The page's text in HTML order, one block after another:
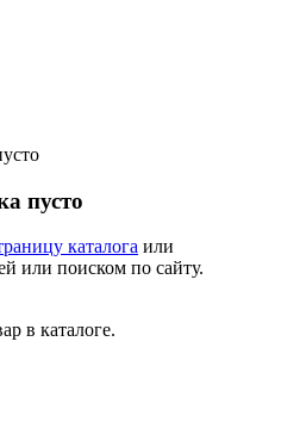
пусто
каталога или
или поиском по сайту.
в каталоге.